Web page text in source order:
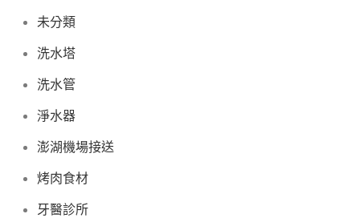
未分類
洗水塔
洗水管
淨水器
澎湖機場接送
烤肉食材
牙醫診所